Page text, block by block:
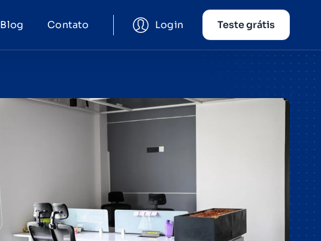
Blog Contato Login Teste grátis